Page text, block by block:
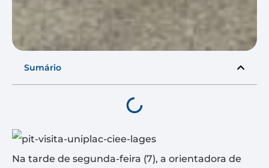
Sumário
Na tarde de segunda-feira (7), a orientadora de